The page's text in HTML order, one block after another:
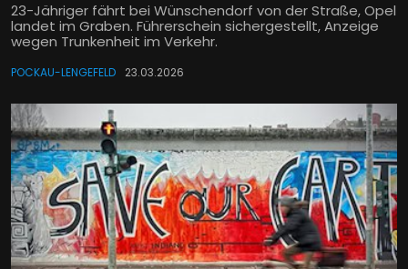
23-Jähriger fährt bei Wünschendorf von der Straße, Opel
landet im Graben. Führerschein sichergestellt, Anzeige
wegen Trunkenheit im Verkehr.
POCKAU-LENGEFELD 23.03.2026